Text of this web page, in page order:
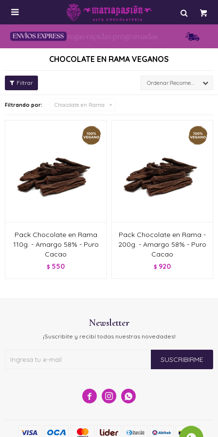

CHOCOLATE EN RAMA VEGANOS
Recomendados
Filtrando por: Chocolate en Rama
Pack Chocolate en Rama
110g. - Amargo 58% - Puro
Cacao
$ 550
Pack Chocolate en Rama -
200g. - Amargo 58% - Puro
Cacao
$ 920
  
Newsletter
¡Suscribite y recibí todas nuestras novedades!
SUSCRIBIRME